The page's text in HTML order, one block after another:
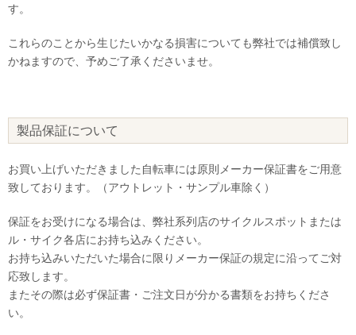
す。
これらのことから生じたいかなる損害についても弊社では補償致し
かねますので、予めご了承くださいませ。
製品保証について
お買い上げいただきました自転車には原則メーカー保証書をご用意
致しております。（アウトレット・サンプル車除く）
保証をお受けになる場合は、弊社系列店のサイクルスポットまたは
ル・サイク各店にお持ち込みください。
お持ち込みいただいた場合に限りメーカー保証の規定に沿ってご対
応致します。
またその際は必ず保証書・ご注文日が分かる書類をお持ちくださ
い。